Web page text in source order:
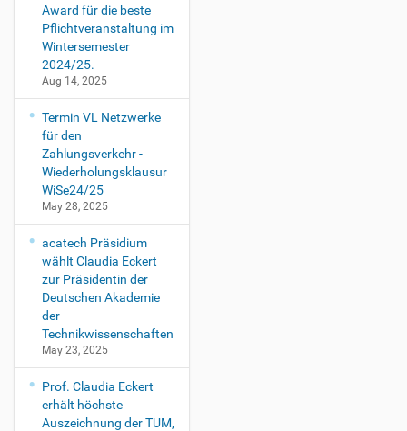
Award für die beste
Pflichtveranstaltung im
Wintersemester
2024/25.
Aug 14, 2025
Termin VL Netzwerke
für den
Zahlungsverkehr -
Wiederholungsklausur
WiSe24/25
May 28, 2025
acatech Präsidium
wählt Claudia Eckert
zur Präsidentin der
Deutschen Akademie
der
Technikwissenschaften
May 23, 2025
Prof. Claudia Eckert
erhält höchste
Auszeichnung der TUM,